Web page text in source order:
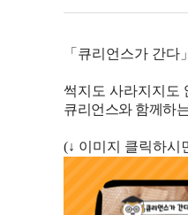
「 큐리언스가 간다
썩지도 사라지지도
큐리언스와 함께하
(↓ 이미지 클릭하시